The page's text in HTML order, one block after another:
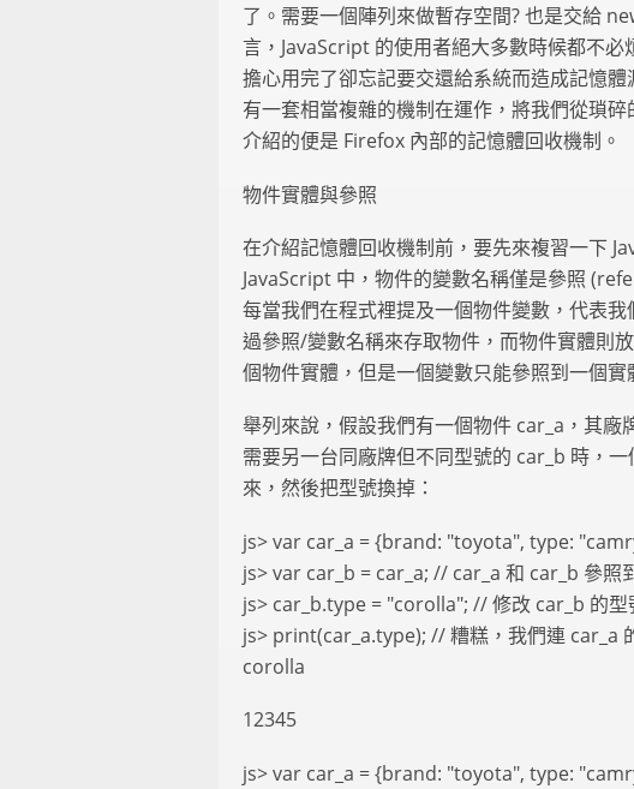
了。需要一個陣列來做暫存空間? 也是交給
言，JavaScript 的使用者絕大多數時候都不
擔心用完了卻忘記要交還給系統而造成記憶
有一套相當複雜的機制在運作，將我們從瑣
介紹的便是 Firefox 內部的記憶體回收機制。
物件實體與參照
在介紹記憶體回收機制前，要先來複習一下
JavaScript 中，物件的變數名稱僅是參照
每當我們在程式裡提及一個物件變數，代表
過參照/變數名稱來存取物件，而物件實體則
個物件實體，但是一個變數只能參照到一個實
舉列來說，假設我們有一個物件 car_a，其
需要另一台同廠牌但不同型號的 car_b 時，
來，然後把型號換掉：
js> var car_a = {brand: "toyota", type:
js> var car_b = car_a; // car_a 和 car_b 參照
js> car_b.type = "corolla"; // 修改 car_b 的型
js> print(car_a.type); // 糟糕，我們連 car_a
corolla
12345
js> var car_a = {brand: "toyota", type: